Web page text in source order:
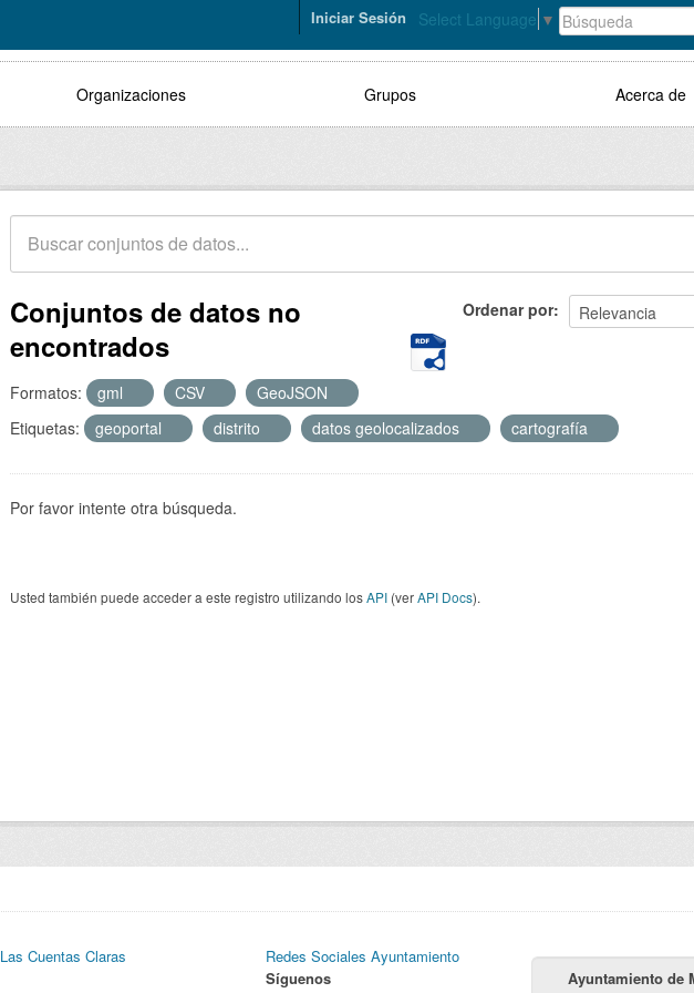
Select Language ▼
Iniciar Sesión
Organizaciones Grupos Acerca de
Ordenar por
Conjuntos de datos no
encontrados
Formatos: gml CSV
GeoJSON
Etiquetas:
geoportal distrito datos geolocalizados cartografía
Por favor intente otra búsqueda.
Usted también puede acceder a este registro utilizando losAPI (verAPI Docs).
Las Cuentas Claras
Redes Sociales Ayuntamiento
Síguenos
Ayuntamiento de